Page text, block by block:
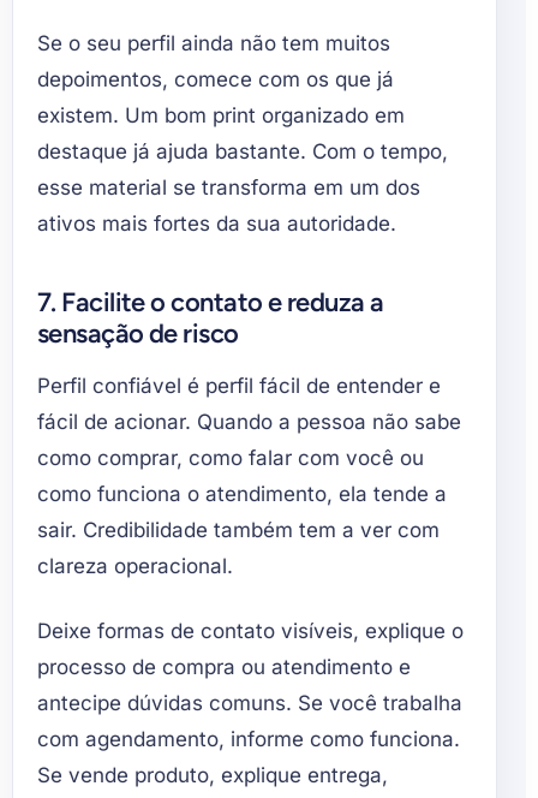
Se o seu perfil ainda não tem muitos
depoimentos, comece com os que já
existem. Um bom print organizado em
destaque já ajuda bastante. Com o tempo,
esse material se transforma em um dos
ativos mais fortes da sua autoridade.
7. Facilite o contato e reduza a
sensação de risco
Perfil confiável é perfil fácil de entender e
fácil de acionar. Quando a pessoa não sabe
como comprar, como falar com você ou
como funciona o atendimento, ela tende a
sair. Credibilidade também tem a ver com
clareza operacional.
Deixe formas de contato visíveis, explique o
processo de compra ou atendimento e
antecipe dúvidas comuns. Se você trabalha
com agendamento, informe como funciona.
Se vende produto, explique entrega,